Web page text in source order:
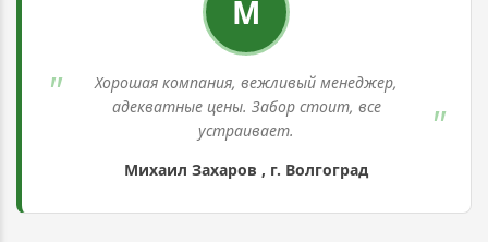
М
Хорошая компания, вежливый менеджер,
адекватные цены. Забор стоит, все
устраивает.
Михаил Захаров , г. Волгоград